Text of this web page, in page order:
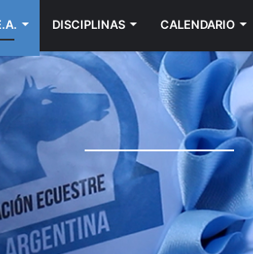
DISCIPLINAS CALENDARIO